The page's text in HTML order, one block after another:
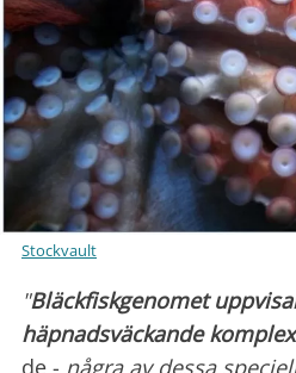
Stockvault
"Bläckfiskgenomet
häpnadsväckande
de - några av dessa